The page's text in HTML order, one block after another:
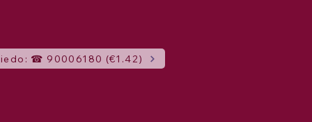
☎ 90006180 (€1.42)